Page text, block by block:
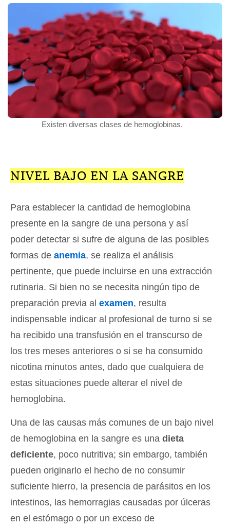
Existen diversas clases de hemoglobinas.
NIVEL BAJO EN LA SANGRE
Para establecer la cantidad de hemoglobina
presente en la sangre de una persona y así
poder detectar si sufre de alguna de las posibles
formas de anemia, se realiza el análisis
pertinente, que puede incluirse en una extracción
rutinaria. Si bien no se necesita ningún tipo de
preparación previa al examen, resulta
indispensable indicar al profesional de turno si se
ha recibido una transfusión en el transcurso de
los tres meses anteriores o si se ha consumido
nicotina minutos antes, dado que cualquiera de
estas situaciones puede alterar el nivel de
hemoglobina.
Una de las causas más comunes de un bajo nivel
de hemoglobina en la sangre es una dieta
deficiente, poco nutritiva; sin embargo, también
pueden originarlo el hecho de no consumir
suficiente hierro, la presencia de parásitos en los
intestinos, las hemorragias causadas por úlceras
en el estómago o por un exceso de